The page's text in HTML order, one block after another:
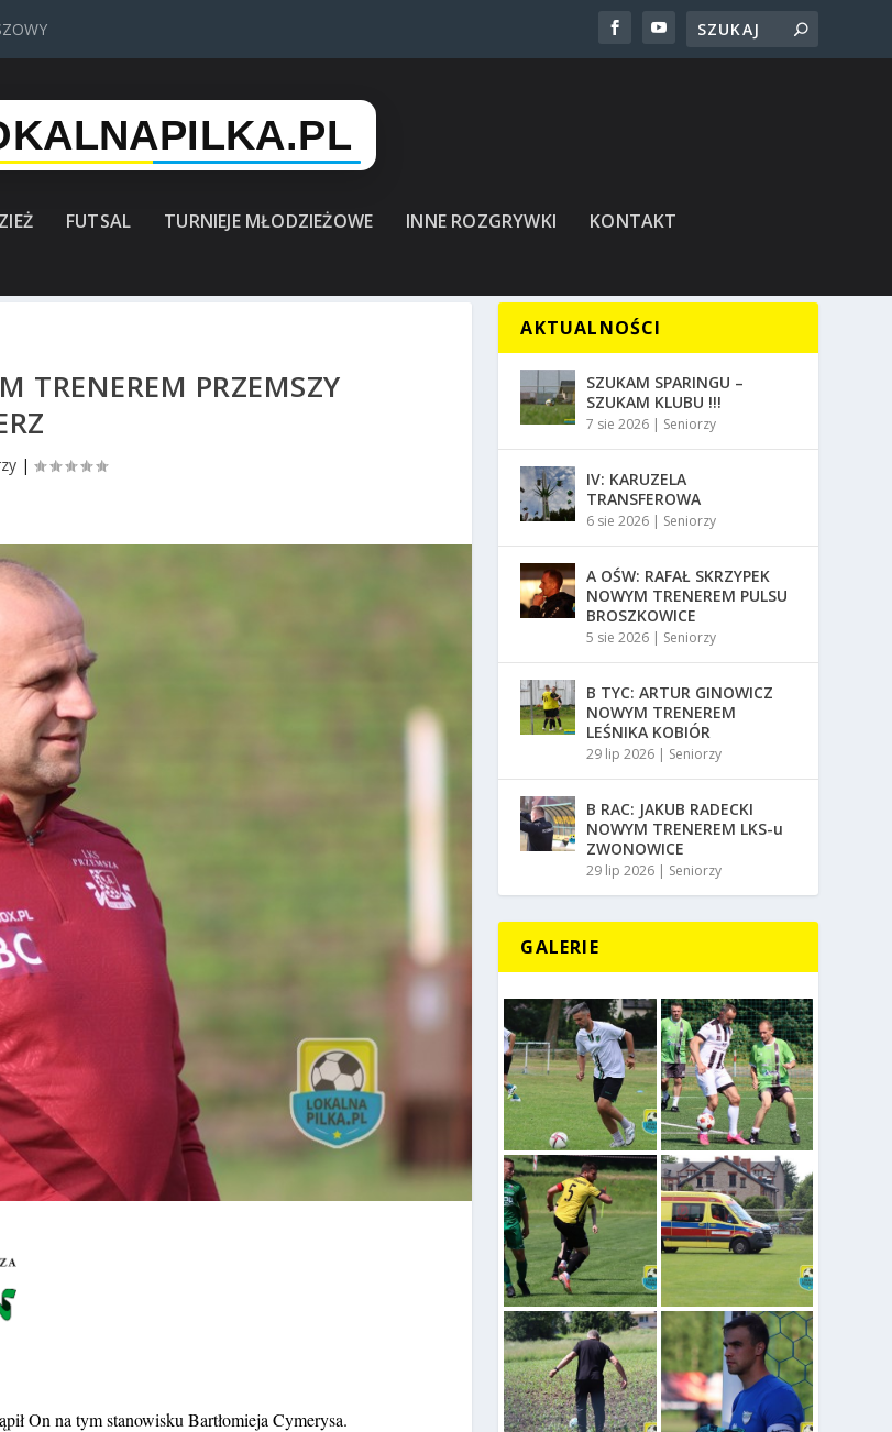
FUTSAL TURNIEJE MŁODZIEŻOWE INNE ROZGRYWKI KONTAKT
TRENEREM PRZEMSZY
|
On na tym stanowisku Bartłomieja Cymerysa.
AKTUALNOŚCI
SZUKAM SPARINGU –
SZUKAM KLUBU !!!
7 sie 2026 | Seniorzy
IV: KARUZELA
TRANSFEROWA
6 sie 2026 | Seniorzy
A OŚW: RAFAŁ SKRZYPEK
NOWYM TRENEREM PULSU
BROSZKOWICE
5 sie 2026 | Seniorzy
B TYC: ARTUR GINOWICZ
NOWYM TRENEREM
LEŚNIKA KOBIÓR
29 lip 2026 | Seniorzy
B RAC: JAKUB RADECKI
NOWYM TRENEREM LKS-u
ZWONOWICE
29 lip 2026 | Seniorzy
GALERIE